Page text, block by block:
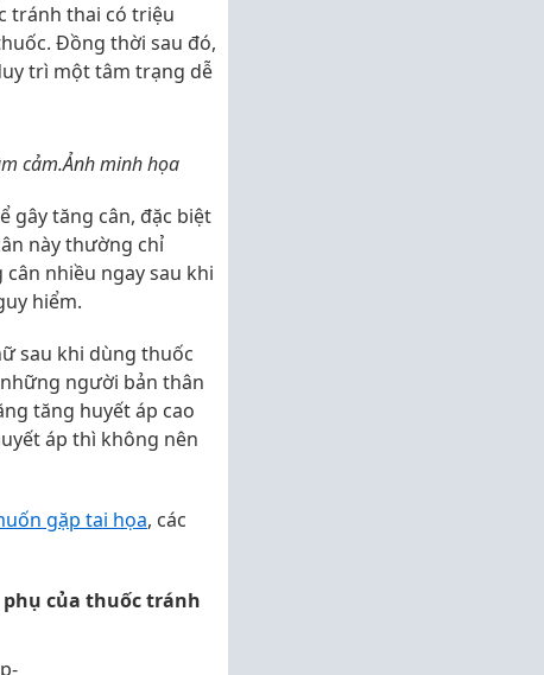
tránh thai có triệu
Đồng thời sau đó,
trì một tâm trạng dễ
cảm.Ảnh minh họa
gây tăng cân, đặc biệt
này thường chỉ
nhiều ngay sau khi
hiểm.
sau khi dùng thuốc
người bản thân
tăng huyết áp cao
áp thì không nên
gặp tai họa, các
của thuốc tránh